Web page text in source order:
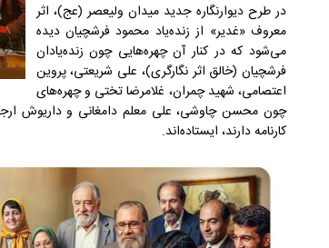
در طرح دیوارنگاره جدید میدان ولیعصر (عج)، اثر
معروف «غدیر» از زنده‌یاد محمود فرشچیان دیده
می‌شود که در کنار آن چهره‌هایی چون زنده‌یادان
فرشچیان (خالق اثر نگارگری)، علی شریعتی، پروین
اعتصامی، شهید چمران، غلامرضا تختی و چهره‌های
چون محسن چاوشی، علی معلم دامغانی و داریوش
کارنامه دارند، ایستاده‌اند.